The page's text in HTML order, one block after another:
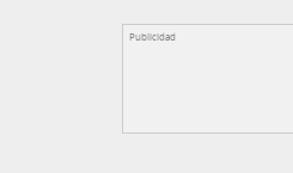
Publicidad